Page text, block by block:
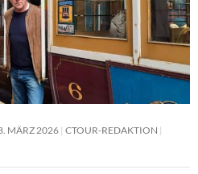
MÄRZ 2026 CTOUR-REDAKTION